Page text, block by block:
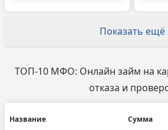
Показать ещё
ТОП-10 МФО: Онлайн займ на
отказа и
Название Сумма